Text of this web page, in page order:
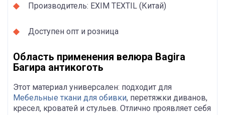
Производитель: EXIM TEXTIL (Китай)
Доступен опт и розница
Область применения велюра Bagira
Багира антикоготь
Этот материал универсален: подходит для
Мебельные ткани для обивки, перетяжки диванов,
кресел, кроватей и стульев. Отлично проявляет себя